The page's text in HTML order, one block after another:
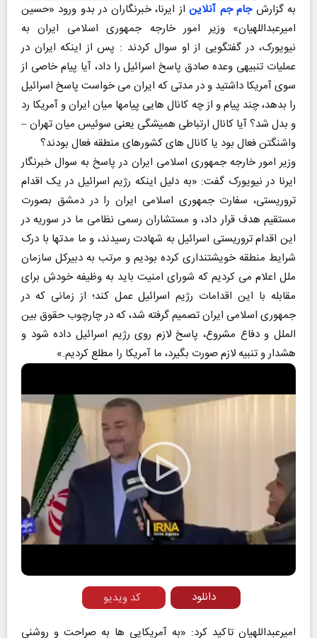
به گزارشجام جم آنلایناز ایرنا، خبرنگاران در بدو ورود «حسین
امیرعبداللهیان» وزیر امور خارجه جمهوری اسلامی ایران به
نیویورک، در گفتگویی از او سوال کردند : پس از اینکه ایران در
عملیات تنبیهی وعده صادق پاسخ اسرائیل را داد، آیا پیام خاصی از
سوی آمریکا داشتید و در مدتی که ایران می خواست پاسخ اسرائیل
را بدهد، چند پیام و از چه کانال هایی پیامها میان ایران و آمریکا رد
و بدل شد؟ آیا کانال ارتباطی همیشگی یعنی سوئیس میان تهران –
واشنگتن فعال بود یا کانال های کشورهای منطقه فعال بودند؟
وزیر امور خارجه جمهوری اسلامی ایران در پاسخ به سوال خبرنگار
ایرنا در نیویورک گفت: «به دلیل اینکه رژیم اسرائیل در یک اقدام
تروریستی، سفارت جمهوری اسلامی ایران را در دمشق بصورت
مستقیم هدف قرار داد، و مستشاران رسمی نظامی ما در سوریه در
این اقدام تروریستی اسرائیل به شهادت رسیدند، و ما مدتها با درک
شرایط منطقه خویشتنداری کرده بودیم و مرتب به دبیرکل سازمان
ملل اعلام می کردیم که شورای امنیت باید به وظیفه خودش برای
مقابله با این اقدامات رژیم اسرائیل عمل کند؛ از زمانی که در
جمهوری اسلامی ایران تصمیم گرفته شد، که در چارچوب حقوق بین
الملل و دفاع مشروع، پاسخ لازم روی رژیم اسرائیل داده شود و
هشدار و تنبیه لازم صورت بگیرد، ما آمریکا را مطلع کردیم.»
Play
Video
کد ویدیو
دانلود
امیرعبداللهیان تاکید کرد: «به آمریکایی ها به صراحت و روشنی